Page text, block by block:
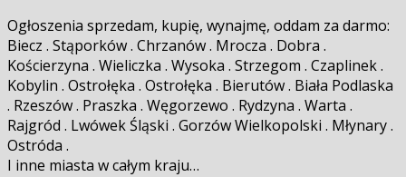
Ogłoszenia sprzedam, kupię, wynajmę, oddam za darmo:
Biecz . Stąporków . Chrzanów . Mrocza . Dobra .
Kościerzyna . Wieliczka . Wysoka . Strzegom . Czaplinek .
Kobylin . Ostrołęka . Ostrołęka . Bierutów . Biała Podlaska
. Rzeszów . Praszka . Węgorzewo . Rydzyna . Warta .
Rajgród . Lwówek Śląski . Gorzów Wielkopolski . Młynary .
Ostróda .
I inne miasta w całym kraju…